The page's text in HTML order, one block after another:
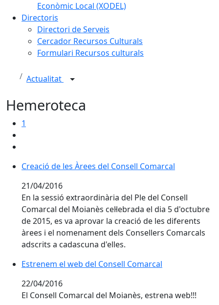
Econòmic Local (XODEL)
Directoris
Directori de Serveis
Cercador Recursos Culturals
Formulari Recursos culturals
Actualitat
Hemeroteca
1
Creació de les Àrees del Consell Comarcal
21/04/2016
En la sessió extraordinària del Ple del Consell
Comarcal del Moianès cel·lebrada el dia 5 d'octubre
de 2015, es va aprovar la creació de les diferents
àrees i el nomenament dels Consellers Comarcals
adscrits a cadascuna d'elles.
Estrenem el web del Consell Comarcal
Estrenem el web del Consell Comarcal
22/04/2016
El Consell Comarcal del Moianès, estrena web!!!